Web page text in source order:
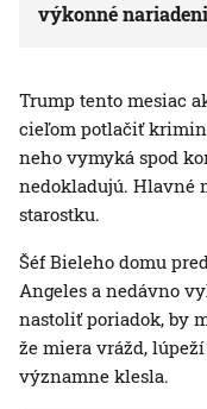
výkonné
Trump tento mesiac
cieľom potlačiť
neho vymyká spod
nedokladujú. Hlavné
starostku.
Šéf Bieleho domu
Angeles a nedávno
nastoliť poriadok, by
že miera vrážd,
významne klesla.